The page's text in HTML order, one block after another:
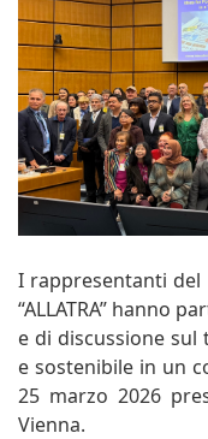
I rappresentanti del
“ALLATRA” hanno
e di discussione
e sostenibile in un
25 marzo 2026
Vienna.